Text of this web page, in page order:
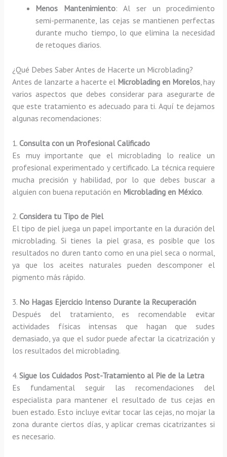
Menos Mantenimiento: Al ser un procedimiento
semi-permanente, las cejas se mantienen perfectas
durante mucho tiempo, lo que elimina la necesidad
de retoques diarios.
¿Qué Debes Saber Antes de Hacerte un Microblading?
Antes de lanzarte a hacerte el Microblading en Morelos , hay
varios aspectos que debes considerar para asegurarte de
que este tratamiento es adecuado para ti. Aquí te dejamos
algunas recomendaciones:
1. Consulta con un Profesional Calificado
Es muy importante que el microblading lo realice un
profesional experimentado y certificado. La técnica requiere
mucha precisión y habilidad, por lo que debes buscar a
alguien con buena reputación en Microblading en México.
2. Considera tu Tipo de Piel
El tipo de piel juega un papel importante en la duración del
microblading. Si tienes la piel grasa, es posible que los
resultados no duren tanto como en una piel seca o normal,
ya que los aceites naturales pueden descomponer el
pigmento más rápido.
3. No Hagas Ejercicio Intenso Durante la Recuperación
Después del tratamiento, es recomendable evitar
actividades físicas intensas que hagan que sudes
demasiado, ya que el sudor puede afectar la cicatrización y
los resultados del microblading.
4. Sigue los Cuidados Post-Tratamiento al Pie de la Letra
Es fundamental seguir las recomendaciones del
especialista para mantener el resultado de tus cejas en
buen estado. Esto incluye evitar tocar las cejas, no mojar la
zona durante ciertos días, y aplicar cremas cicatrizantes si
es necesario.